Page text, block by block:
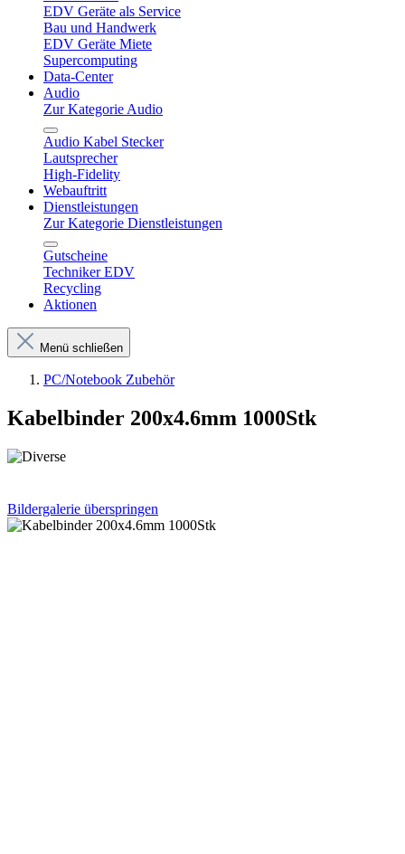
EDV Geräte als Service
Bau und Handwerk
EDV Geräte Miete
Supercomputing
Data-Center
Audio
Zur Kategorie Audio
Audio Kabel Stecker
Lautsprecher
High-Fidelity
Webauftritt
Dienstleistungen
Zur Kategorie Dienstleistungen
Gutscheine
Techniker EDV
Recycling
Aktionen
Menü schließen
PC/Notebook Zubehör
Kabelbinder 200x4.6mm 1000Stk
Bildergalerie überspringen